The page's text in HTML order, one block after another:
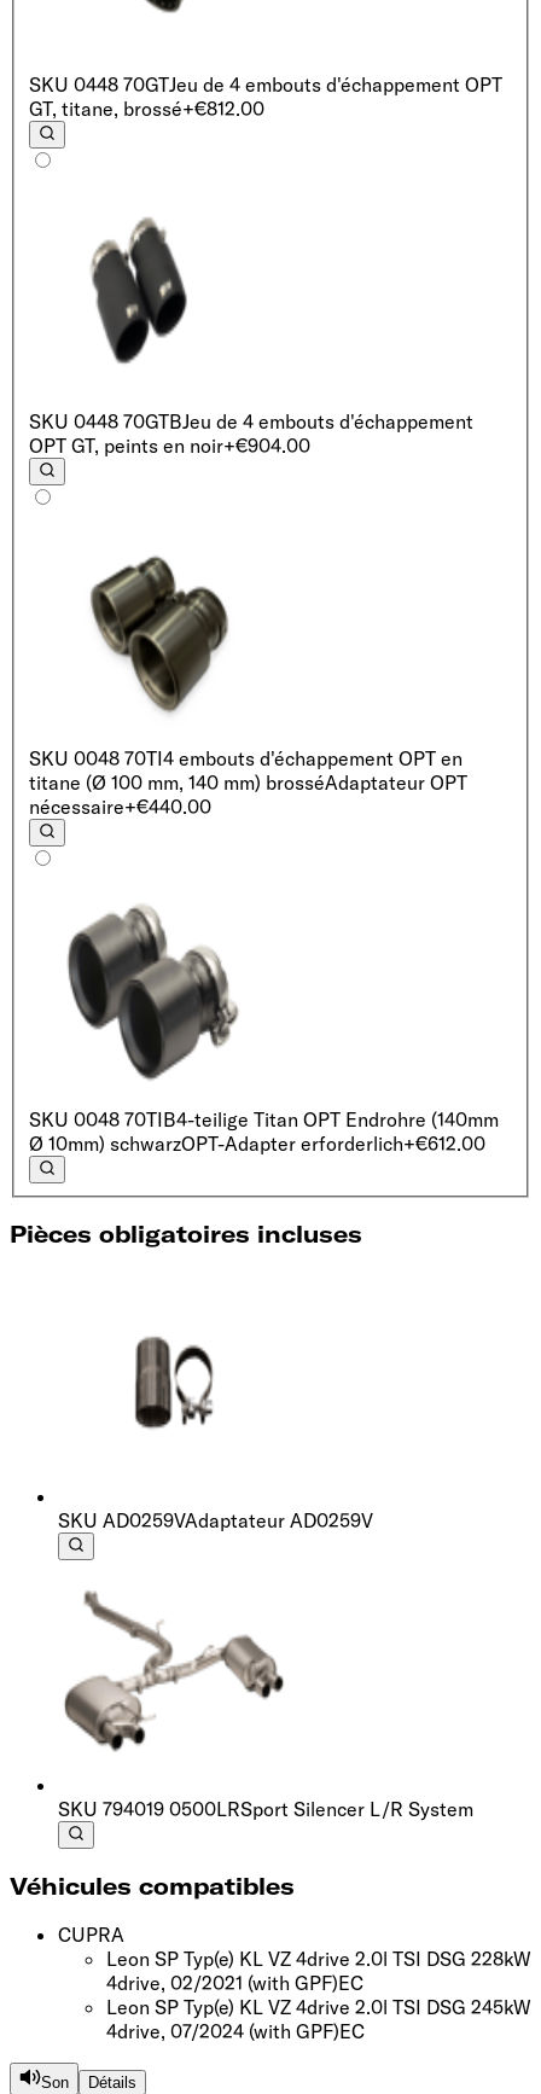
SKU 0448 70GTJeu de 4 embouts d'échappement OPT
GT, titane, brossé+€812.00
SKU 0448 70GTBJeu de 4 embouts d'échappement
OPT GT, peints en noir+€904.00
SKU 0048 70TI4 embouts d'échappement OPT en
titane (Ø 100 mm, 140 mm) brosséAdaptateur OPT
nécessaire+€440.00
SKU 0048 70TIB4-teilige Titan OPT Endrohre (140mm
Ø 10mm) schwarzOPT-Adapter erforderlich+€612.00
Pièces obligatoires incluses
SKU AD0259VAdaptateur AD0259V
SKU 794019 0500LRSport Silencer L/R System
Véhicules compatibles
CUPRA
Leon SP Typ(e) KL VZ 4drive 2.0l TSI DSG 228kW
4drive, 02/2021 (with GPF)EC
Leon SP Typ(e) KL VZ 4drive 2.0l TSI DSG 245kW
4drive, 07/2024 (with GPF)EC
Son Détails